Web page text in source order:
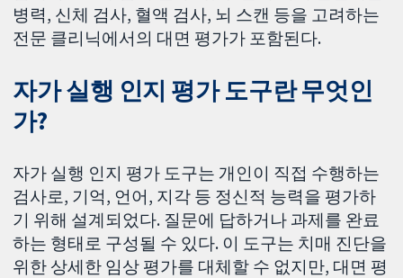
병력, 신체 검사, 혈액 검사, 뇌 스캔 등을 고려하는
전문 클리닉에서의 대면 평가가 포함된다.
자가 실행 인지 평가 도구란 무엇인
가?
자가 실행 인지 평가 도구는 개인이 직접 수행하는
검사로, 기억, 언어, 지각 등 정신적 능력을 평가하
기 위해 설계되었다. 질문에 답하거나 과제를 완료
하는 형태로 구성될 수 있다. 이 도구는 치매 진단을
위한 상세한 임상 평가를 대체할 수 없지만, 대면 평